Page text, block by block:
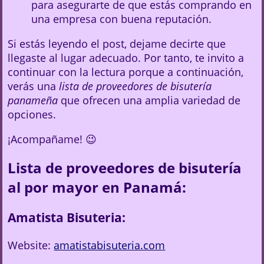
para asegurarte de que estás comprando en
una empresa con buena reputación.
Si estás leyendo el post, dejame decirte que
llegaste al lugar adecuado. Por tanto, te invito a
continuar con la lectura porque a continuación,
verás unalista de proveedores de bisutería
panameña que ofrecen una amplia variedad de
opciones.
¡Acompañame! 😉
Lista de proveedores de bisutería
al por mayor en Panamá:
Amatista Bisuteria:
Website:amatistabisuteria.com